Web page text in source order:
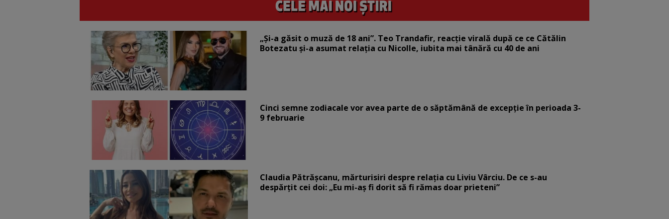
„Și-a găsit o muză de 18 ani”. Teo Trandafir, reacție virală după ce ce Cătălin
Botezatu și-a asumat relația cu Nicolle, iubita mai tânără cu 40 de ani
Cinci semne zodiacale vor avea parte de o săptămână de excepție în perioada 3-
9 februarie
Claudia Pătrășcanu, mărturisiri despre relația cu Liviu Vârciu. De ce s-au
despărțit cei doi: „Eu mi-aș fi dorit să fi rămas doar prieteni”